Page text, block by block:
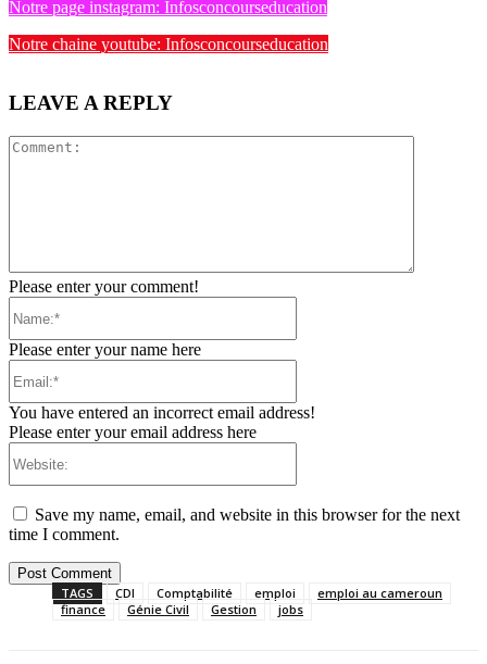
Notre page instagram: Infosconcourseducation
Notre chaine youtube: Infosconcourseducation
LEAVE A REPLY
Please enter your comment!
Please enter your name here
You have entered an incorrect email address!
Please enter your email address here
Save my name, email, and website in this browser for the next
time I comment.
TAGS CDI Comptabilité emploi
emploi au cameroun
finance
Génie Civil Gestion jobs